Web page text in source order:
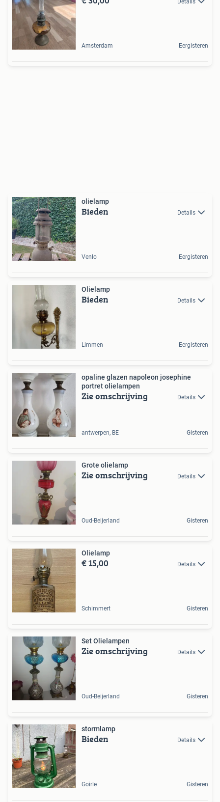
Amsterdam Eergisteren
olielamp
Bieden Details
Venlo Eergisteren
Olielamp
Bieden Details
Limmen Eergisteren
opaline glazen napoleon josephine
portret olielampen
Zie omschrijving Details
antwerpen, BE Gisteren
Grote olielamp
Zie omschrijving Details
Oud-Beijerland Gisteren
Olielamp
€ 15,00 Details
Schimmert Gisteren
Set Olielampen
Zie omschrijving Details
Oud-Beijerland Gisteren
stormlamp
Bieden Details
Goirle Gisteren